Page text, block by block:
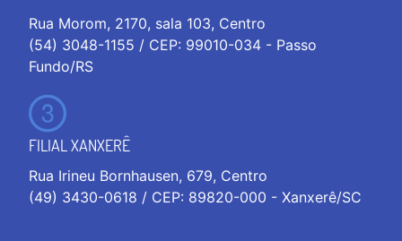
Rua Morom, 2170, sala 103, Centro
(54) 3048-1155 / CEP: 99010-034 - Passo
Fundo/RS
FILIAL XANXERÊ
Rua Irineu Bornhausen, 679, Centro
(49) 3430-0618 / CEP: 89820-000 - Xanxerê/SC